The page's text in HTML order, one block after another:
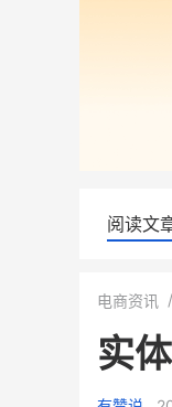
阅读文
电商资讯
实
龙贝莱
万